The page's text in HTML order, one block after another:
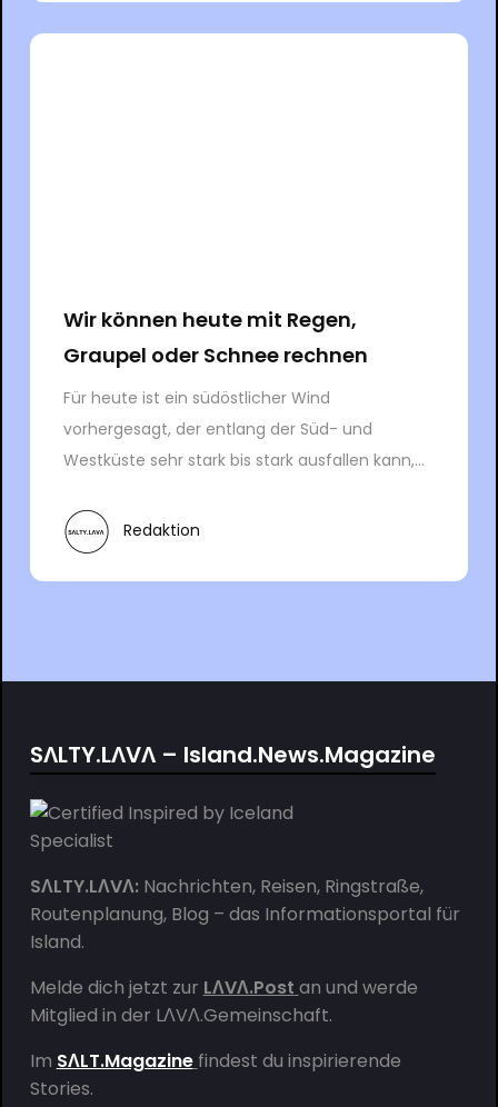
Wir können heute mit Regen,
Graupel oder Schnee rechnen
Für heute ist ein südöstlicher Wind
vorhergesagt, der entlang der Süd- und
Westküste sehr stark bis stark ausfallen kann,...
Redaktion
SΛLTY.LΛVΛ – Island.News.Magazine
SΛLTY.LΛVΛ:Nachrichten, Reisen, Ringstraße,
Routenplanung, Blog – das Informationsportal für
Island.
Melde dich jetzt zur LΛVΛ.Post an und werde
Mitglied in der LΛVΛ.Gemeinschaft.
Im SΛLT.Magazine findest du inspirierende
Stories.